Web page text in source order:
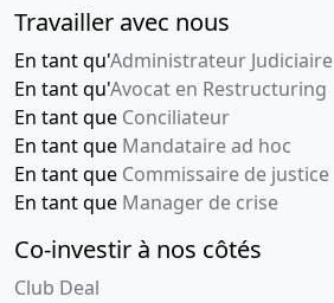
Travailler avec nous
En tant qu'Administrateur Judiciaire
En tant qu'Avocat en Restructuring
En tant que Conciliateur
En tant que Mandataire ad hoc
En tant que Commissaire de justice
En tant que Manager de crise
Co-investir à nos côtés
Club Deal